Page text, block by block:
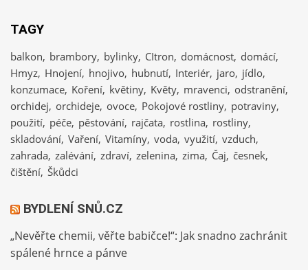
TAGY
balkon brambory bylinky CItron domácnost domácí
Hmyz Hnojení hnojivo hubnutí Interiér jaro jídlo
konzumace Koření květiny Květy mravenci odstranění
orchidej orchideje ovoce Pokojové rostliny potraviny
použití péče pěstování rajčata rostlina rostliny
skladování Vaření Vitamíny voda využití vzduch
zahrada zalévání zdraví zelenina zima Čaj česnek
čištění Škůdci
BYDLENÍ SNŮ.CZ
„Nevěřte chemii, věřte babičce!“: Jak snadno zachránit
spálené hrnce a pánve